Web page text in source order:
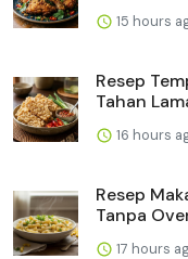
15 hours
Resep
Tahan
16 hours
Resep
Tanpa
17 hours